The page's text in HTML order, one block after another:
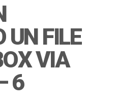
UN FILE
VIA
6